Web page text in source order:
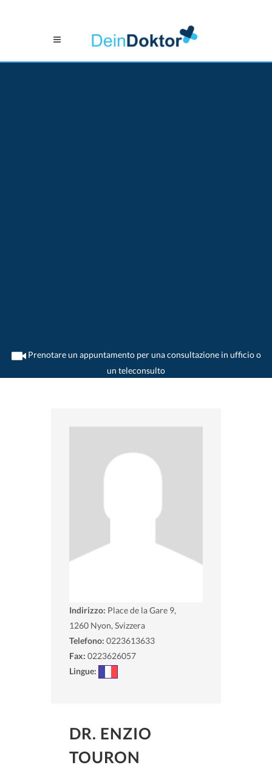
Prenotare un appuntamento per una consultazione in ufficio o
un teleconsulto
>Medico di polmone>Nyon>Dr. Enzio Touron>Consultazione con Dr. Enzio
Indirizzo: Place de la Gare 9,
1260 Nyon, Svizzera
Telefono: 0223613633
Fax: 0223626057
Lingue:
DR. ENZIO
TOURON